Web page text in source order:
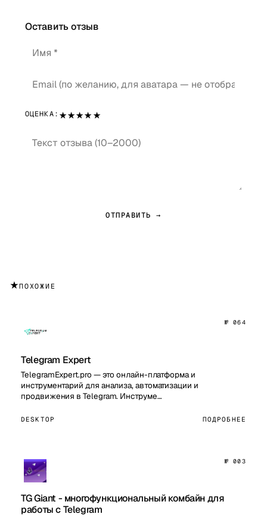
Оставить отзыв
ОЦЕНКА: ★★★★★
ОТПРАВИТЬ →
★ПОХОЖИЕ
№ 064
Telegram Expert
TelegramExpert.pro — это онлайн-платформа и
инструментарий для анализа, автоматизации и
продвижения в Telegram. Инструме…
DESKTOP ПОДРОБНЕЕ
№ 003
TG Giant - многофункциональный комбайн для
работы с Telegram